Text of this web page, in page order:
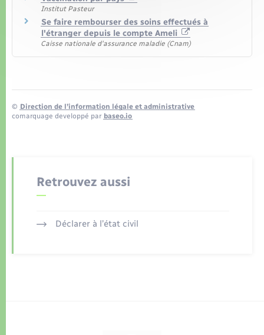
Institut Pasteur
Se faire rembourser des soins effectués à
l'étranger depuis le compte Ameli
Caisse nationale d'assurance maladie (Cnam)
© Direction de l’information légale et administrative
comarquage developpé par baseo.io
Retrouvez aussi
Déclarer à l’état civil